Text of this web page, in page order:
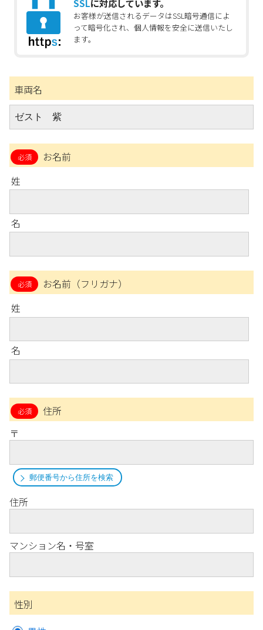
SSLに対応しています。
お客様が送信されるデータはSSL暗号通信によ
って暗号化され、個人情報を安全に送信いたし
ます。
車両名
お名前
姓
名
お名前（フリガナ）
姓
名
住所
〒
郵便番号から住所を検索
住所
マンション名・号室
性別